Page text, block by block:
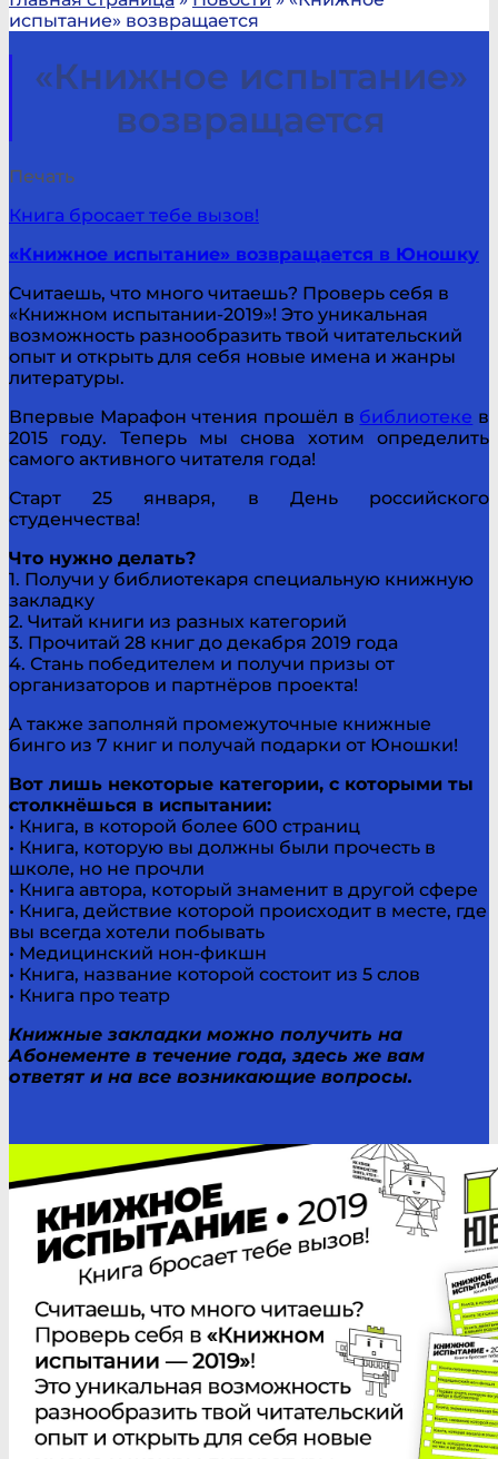
испытание» возвращается
«Книжное испытание»
возвращается
Печать
Книга бросает тебе вызов!
«Книжное испытание» возвращается в Юношку
Считаешь, что много читаешь? Проверь себя в
«Книжном испытании-2019»! Это уникальная
возможность разнообразить твой читательский
опыт и открыть для себя новые имена и жанры
литературы.
Впервые Марафон чтения прошёл в библиотеке в
2015 году. Теперь мы снова хотим определить
самого активного читателя года!
Старт 25 января, в День российского
студенчества!
Что нужно делать?
1. Получи у библиотекаря специальную книжную
закладку
2. Читай книги из разных категорий
3. Прочитай 28 книг до декабря 2019 года
4. Стань победителем и получи призы от
организаторов и партнёров проекта!
А также заполняй промежуточные книжные
бинго из 7 книг и получай подарки от Юношки!
Вот лишь некоторые категории, с которыми ты
столкнёшься в испытании:
• Книга, в которой более 600 страниц
• Книга, которую вы должны были прочесть в
школе, но не прочли
• Книга автора, который знаменит в другой сфере
• Книга, действие которой происходит в месте, где
вы всегда хотели побывать
• Медицинский нон-фикшн
• Книга, название которой состоит из 5 слов
• Книга про театр
Книжные закладки можно получить на
Абонементе в течение года, здесь же вам
ответят и на все возникающие вопросы.